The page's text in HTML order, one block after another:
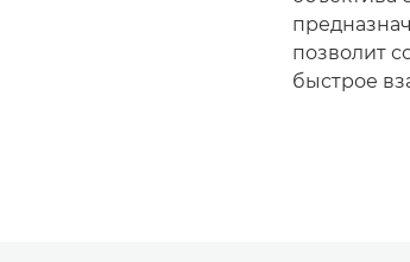
позволит
быстрое